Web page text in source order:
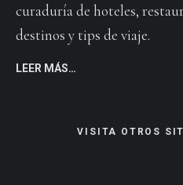
curaduría de hoteles,
destinos y tips de viaje.
LEER MÁS…
VISITA OTROS